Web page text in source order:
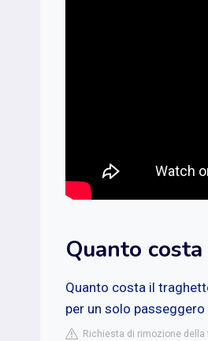
Quanto
Quanto costa il
per un solo
Richiesta di rimozione della